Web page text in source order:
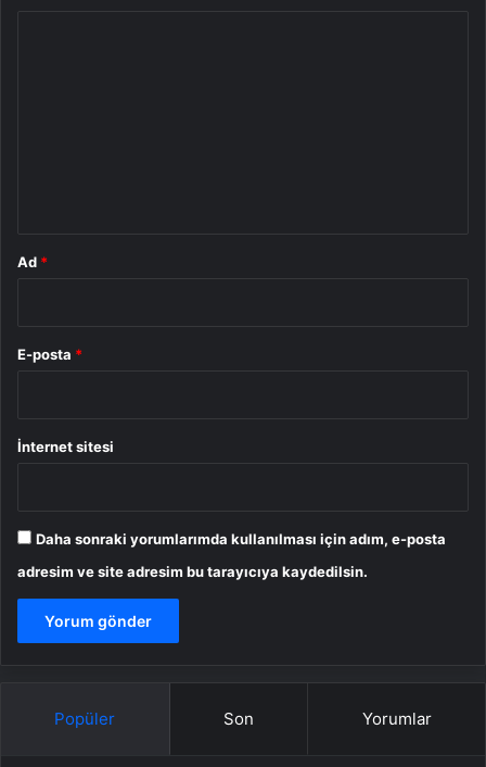
Ad *
E-posta *
İnternet sitesi
Daha sonraki yorumlarımda kullanılması için adım, e-posta
adresim ve site adresim bu tarayıcıya kaydedilsin.
Popüler Son Yorumlar